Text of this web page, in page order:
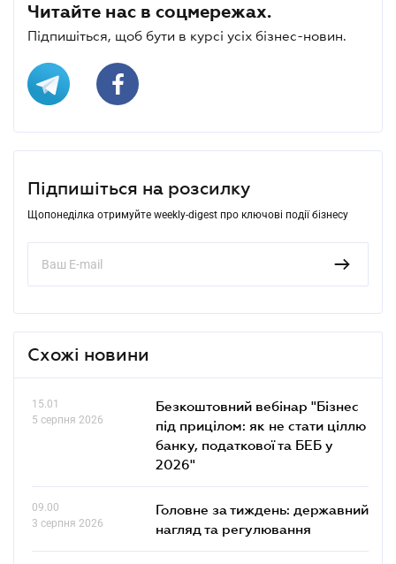
Читайте нас в соцмережах.
Підпишіться, щоб бути в курсі усіх бізнес-новин.
Підпишіться на розсилку
Щопонеділка отримуйте weekly-digest про ключові події бізнесу
Схожі новини
15.01
5 серпня 2026
Безкоштовний вебінар "Бізнес
під прицілом: як не стати ціллю
банку, податкової та БЕБ у
2026"
09.00
3 серпня 2026
Головне за тиждень: державний
нагляд та регулювання